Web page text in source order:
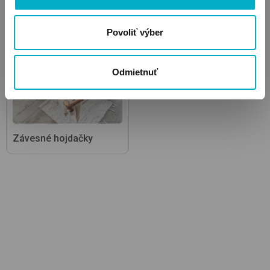
Povoliť výber
Odmietnuť
Závesné hojdačky